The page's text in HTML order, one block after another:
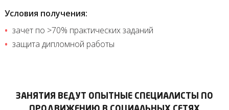
Условия получения:
зачет по >70% практических заданий
защита дипломной работы
ЗАНЯТИЯ ВЕДУТ ОПЫТНЫЕ СПЕЦИАЛИСТЫ ПО